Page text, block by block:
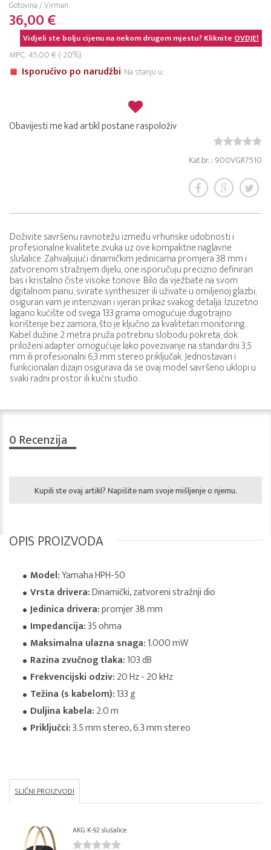
Gotovina / Virman
36,00 €
Vidjeli ste bolju cijenu na nekom drugom mjestu? KlikniteOVDJE!
MPC: 45,00 € (-20%)
Isporučivo po narudžbi Na stanju u:
Obavijesti me kad artikl postane raspoloživ
Kat.br. : 900VGR7510
Doživite savršenu ravnotežu između vrhunske udobnosti i
profesionalne kvalitete zvuka uz ove kompaktne naglavne
slušalice. Zahvaljujući dinamičkim jedinicama promjera 38 mm i
zatvorenom stražnjem dijelu, one isporučuju precizno definiran
bas i kristalno čiste visoke tonove. Bilo da vježbate na svom
digitalnom pianu, svirate synthesizer ili uživate u omiljenoj glazbi,
osiguran vam je intenzivan i vjeran prikaz svakog detalja. Izuzetno
lagano kućište od svega 133 grama omogućuje dugotrajno
korištenje bez zamora, što je ključno za kvalitetan monitoring.
Kabel dužine 2 metra pruža potrebnu slobodu pokreta, dok
priloženi adapter omogućuje lako povezivanje na standardni 3,5
mm ili profesionalni 6,3 mm stereo priključak. Jednostavan i
funkcionalan dizajn osigurava da se ovaj model savršeno uklopi u
svaki radni prostor ili kućni studio.
0 Recenzija
Kupili ste ovaj artikl? Napišite nam svoje mišljenje o njemu.
OPIS PROIZVODA
Model:Yamaha HPH-50
Vrsta drivera:Dinamički, zatvoreni stražnji dio
Jedinica drivera:promjer 38 mm
Impedancija:35 ohma
Maksimalna ulazna snaga:1.000 mW
Razina zvučnog tlaka:103 dB
Frekvencijski odziv:20 Hz - 20 kHz
Težina (s kabelom):133 g
Duljina kabela:2.0 m
Priključci:3.5 mm stereo, 6.3 mm stereo
SLIČNI PROIZVODI
AKG K-92 slušalice